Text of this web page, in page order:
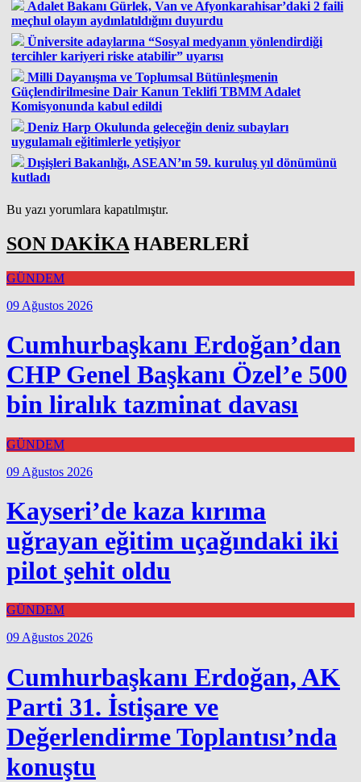
Adalet Bakanı Gürlek, Van ve Afyonkarahisar’daki 2 faili
meçhul olayın aydınlatıldığını duyurdu
Üniversite adaylarına “Sosyal medyanın yönlendirdiği
tercihler kariyeri riske atabilir” uyarısı
Milli Dayanışma ve Toplumsal Bütünleşmenin
Güçlendirilmesine Dair Kanun Teklifi TBMM Adalet
Komisyonunda kabul edildi
Deniz Harp Okulunda geleceğin deniz subayları
uygulamalı eğitimlerle yetişiyor
Dışişleri Bakanlığı, ASEAN’ın 59. kuruluş yıl dönümünü
kutladı
Bu yazı yorumlara kapatılmıştır.
SON DAKİKA HABERLERİ
GÜNDEM
09 Ağustos 2026
Cumhurbaşkanı Erdoğan’dan
CHP Genel Başkanı Özel’e 500
bin liralık tazminat davası
GÜNDEM
09 Ağustos 2026
Kayseri’de kaza kırıma
uğrayan eğitim uçağındaki iki
pilot şehit oldu
GÜNDEM
09 Ağustos 2026
Cumhurbaşkanı Erdoğan, AK
Parti 31. İstişare ve
Değerlendirme Toplantısı’nda
konuştu